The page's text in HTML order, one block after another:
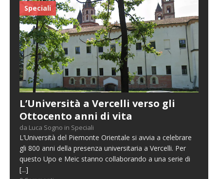
Speciali
L’Università a Vercelli verso gli
Ottocento anni di vita
da Luca Sogno in Speciali
L’Università del Piemonte Orientale si avvia a celebrare
gli 800 anni della presenza universitaria a Vercelli. Per
questo Upo e Meic stanno collaborando a una serie di
[...]